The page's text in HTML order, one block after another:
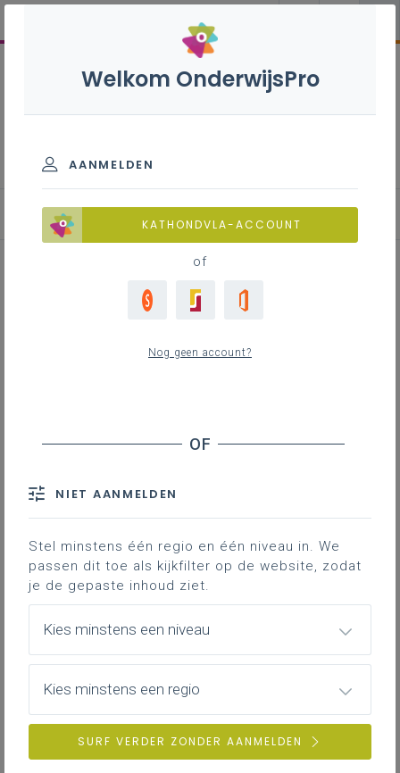
Brandpreventie
We krijgen regelmatig te horen dat
soms met slachtoffers maar altijd
met grote materiële schade.
Daarom is het goed om
brandpreventiemaatregelen te
brandpreventie op de arbeidsplaatsen. Als
schoolbestuur ben je niet alleen
verantwoordelijk voor je werknemers, maar
ook voor alle jongeren en kinderen die aan
Welkom OnderwijsPro
AANMELDEN
KATHONDVLA-ACCOUNT
of
Nog geen account?
NIET AANMELDEN
Stel minstens één regio en één niveau in. We
passen dit toe als kijkfilter op de website, zodat
je de gepaste inhoud ziet.
Kies minstens een niveau
Kies minstens een regio
SURF VERDER ZONDER AANMELDEN